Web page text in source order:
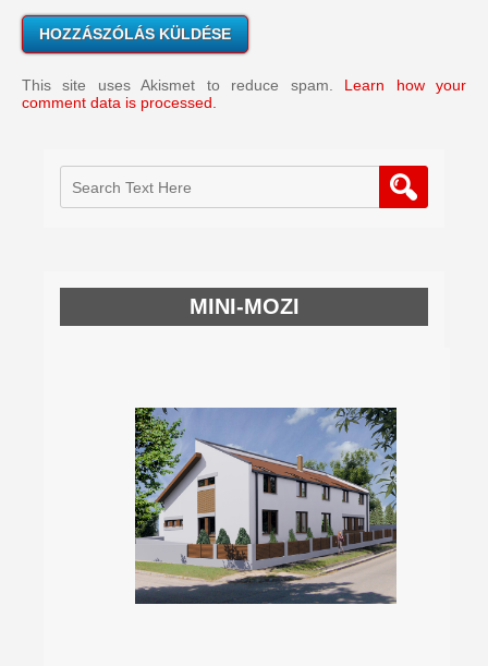
This site uses Akismet to reduce spam. Learn how your
comment data is processed.
MINI-MOZI